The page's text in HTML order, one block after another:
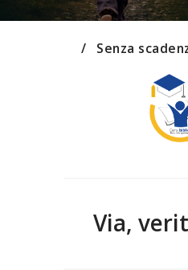
Senza
Via,